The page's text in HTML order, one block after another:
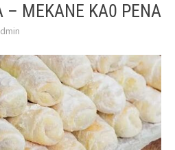
– MEKANE KA0 PENA